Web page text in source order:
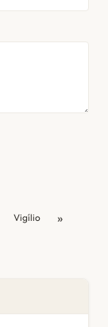
Vigílio »